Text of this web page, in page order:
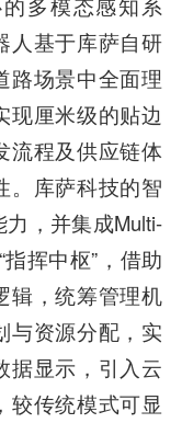
人基于库萨自研
路场景中全面理
现厘米级的贴边
流程及供应链体
。库萨科技的智
，并集成Multi-
挥中枢”，借助
辑，统筹管理机
与资源分配，实
据显示，引入云
较传统模式可显